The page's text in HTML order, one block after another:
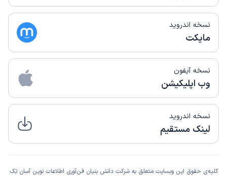
نسخه اندروید
مایکت
نسخه آیفون
وب اپلیکیشن
نسخه اندروید
لینک مستقیم
کلیه‌ی حقوق این وبسایت متعلق به شرکت دانش بنیان فن‌آوری اطلاعات نوین آسان تِک